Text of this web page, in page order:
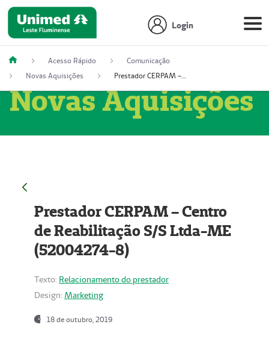
Login
Acesso Rápido
Comunicação
Novas Aquisições
Prestador CERPAM – Centro de Reabilitação S/S Ltda-ME (52004274-8)
Novas Aquisições
Prestador CERPAM – Centro
de Reabilitação S/S Ltda-ME
(52004274-8)
Texto: Relacionamento do prestador
Design: Marketing
18 de outubro, 2019